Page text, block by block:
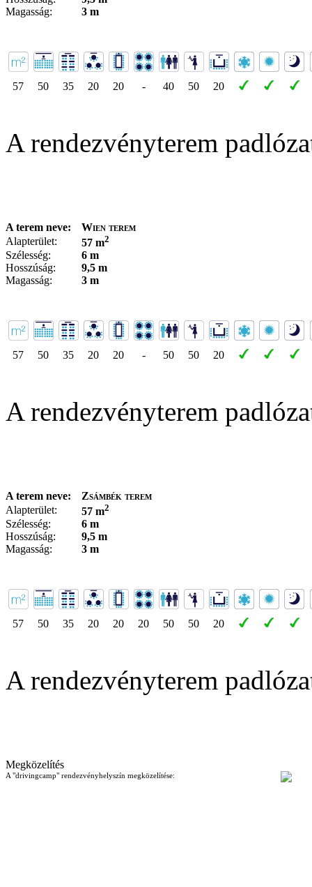
Magasság:
3 m
57 50 35 20 20 - 40 50 20
A rendezvényterem
A terem neve:
Wien terem
Alapterület:
57 m2
Szélesség:
6 m
Hosszúság:
9,5 m
Magasság:
3 m
57 50 35 20 20 - 50 50 20
A rendezvényterem
A terem neve:
Zsámbék terem
Alapterület:
57 m2
Szélesség:
6 m
Hosszúság:
9,5 m
Magasság:
3 m
57 50 35 20 20 20 50 50 20
A rendezvényterem
Megközelítés
A "drivingcamp" rendezvényhelyszín megközelítése: